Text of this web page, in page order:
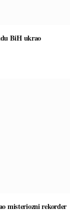
BiH ukrao
misteriozni rekorder